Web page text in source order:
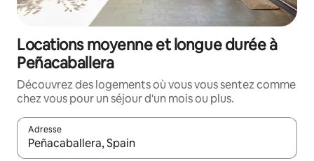
Locations moyenne et longue durée à
Peñacaballera
Découvrez des logements où vous vous sentez comme
chez vous pour un séjour d'un mois ou plus.
Adresse
Lorsque les résultats s'affichent, utilisez les flèches vers le